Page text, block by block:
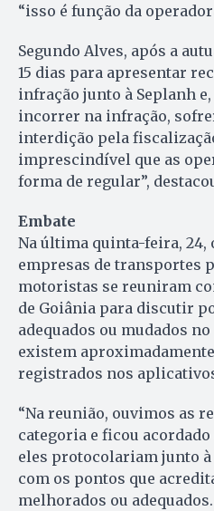
“isso é função da
Segundo Alves, após a
15 dias para apresentar
infração junto à Seplanh
incorrer na infração,
interdição pela
imprescindível que as
forma de regular”,
Embate
Na última quinta-feira, 24,
empresas de transportes
motoristas se reuniram
de Goiânia para discutir
adequados ou mudados
existem
registrados nos
“Na reunião, ouvimos as
categoria e ficou
eles protocolariam junto à
com os pontos que
melhorados ou